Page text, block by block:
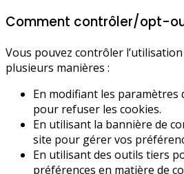
Comment contrôler/opt-
Vous pouvez contrôler
plusieurs manières :
En modifiant les
pour refuser les cookies.
En utilisant la bannière de
site pour gérer vos
En utilisant des outils tiers
préférences en matière de